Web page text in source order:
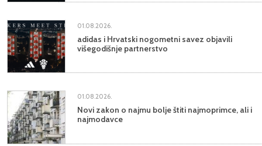
01.08.2026.
adidas i Hrvatski nogometni savez objavili
višegodišnje partnerstvo
01.08.2026.
Novi zakon o najmu bolje štiti najmoprimce, ali i
najmodavce